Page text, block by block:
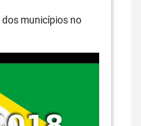
municípios no